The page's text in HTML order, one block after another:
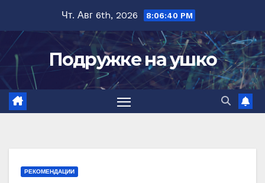
содержимому
Чт. Авг 6th, 2026 8:06:41 PM
Подружке на ушко
РЕКОМЕНДАЦИИ